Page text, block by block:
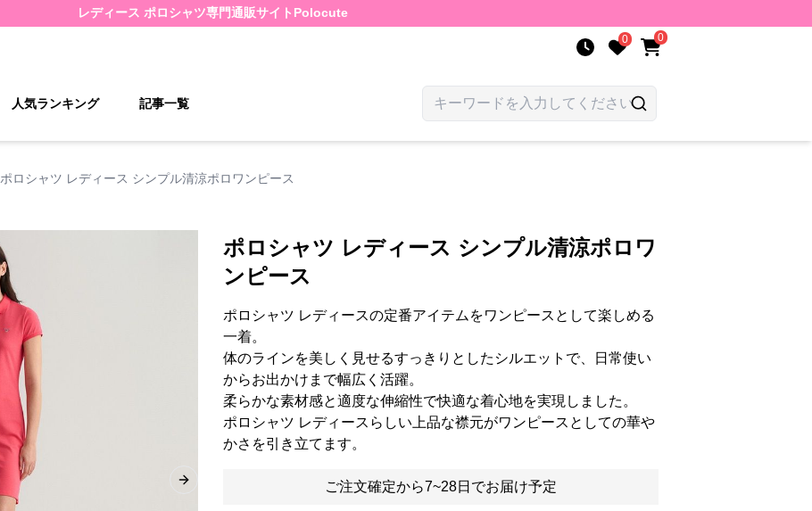
レディース ポロシャツ専門通販サイト Polocute
0 0
人気ランキング 記事一覧
ポロシャツ レディース シンプル清涼ポロワンピース
Next slide
ポロシャツ レディース シンプル清涼ポロワ
ンピース
ポロシャツ レディースの定番アイテムをワンピースとして楽しめる
一着。
体のラインを美しく見せるすっきりとしたシルエットで、日常使い
からお出かけまで幅広く活躍。
柔らかな素材感と適度な伸縮性で快適な着心地を実現しました。
ポロシャツ レディースらしい上品な襟元がワンピースとしての華や
かさを引き立てます。
ご注文確定から7~28日でお届け予定